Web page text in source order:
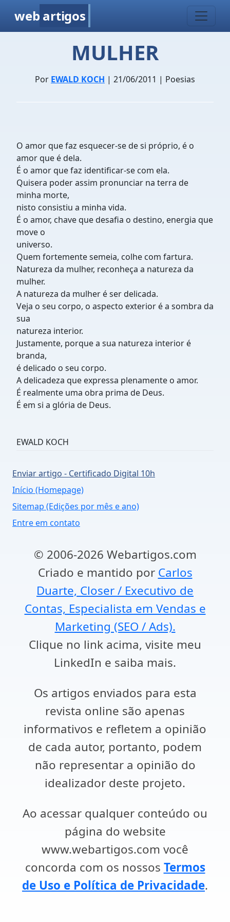
web artigos
MULHER
Por EWALD KOCH | 21/06/2011 | Poesias
O amor que faz esquecer-se de si próprio, é o
amor que é dela.
É o amor que faz identificar-se com ela.
Quisera poder assim pronunciar na terra de
minha morte,
nisto consistiu a minha vida.
É o amor, chave que desafia o destino, energia que
move o
universo.
Quem fortemente semeia, colhe com fartura.
Natureza da mulher, reconheça a natureza da
mulher.
A natureza da mulher é ser delicada.
Veja o seu corpo, o aspecto exterior é a sombra da
sua
natureza interior.
Justamente, porque a sua natureza interior é
branda,
é delicado o seu corpo.
A delicadeza que expressa plenamente o amor.
É realmente uma obra prima de Deus.
É em si a glória de Deus.
EWALD KOCH
Enviar artigo - Certificado Digital 10h
Início (Homepage)
Sitemap (Edições por mês e ano)
Entre em contato
© 2006-2026 Webartigos.com
Criado e mantido por Carlos
Duarte, Closer / Executivo de
Contas, Especialista em Vendas e
Marketing (SEO / Ads).
Clique no link acima, visite meu
LinkedIn e saiba mais.
Os artigos enviados para esta
revista online são apenas
informativos e refletem a opinião
de cada autor, portanto, podem
não representar a opinião do
idealizador deste projeto.
Ao acessar qualquer conteúdo ou
página do website
www.webartigos.com você
concorda com os nossos Termos
de Uso e Política de Privacidade.